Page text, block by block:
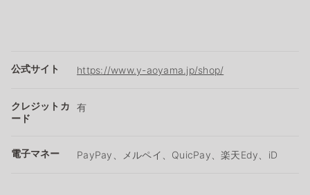
公式サイト https://www.y-aoyama.jp/shop/
クレジットカ
ード
有
電子マネー PayPay、メルペイ、QuicPay、楽天Edy、iD